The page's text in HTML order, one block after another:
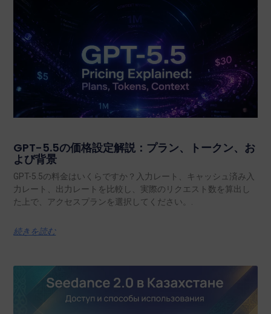
GPT-5.5の価格設定解説：プラン、トークン、お
よび背景
GPT-5.5の料金はいくらですか？入力レート、キャッシュ済み入
力レート、出力レートを比較し、実際のリクエスト数を算出し
た上で、アクセスプランを選択してください。.
続きを読む